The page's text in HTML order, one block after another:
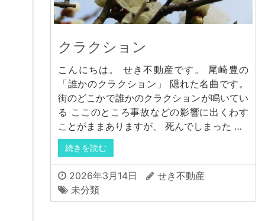
クラクション
こんにちは。 せき不動産です。 尾崎豊の
「誰かのクラクション」 隠れた名曲です。
街のどこかで誰かのクラクションが鳴いてい
る ここのところ事故などの影響に出くわす
ことがままありますが、 死んでしまった …
続きを読む
2026年3月14日
せき不動産
未分類